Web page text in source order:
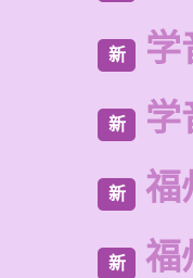
新 学
新 学
新 福
新 福